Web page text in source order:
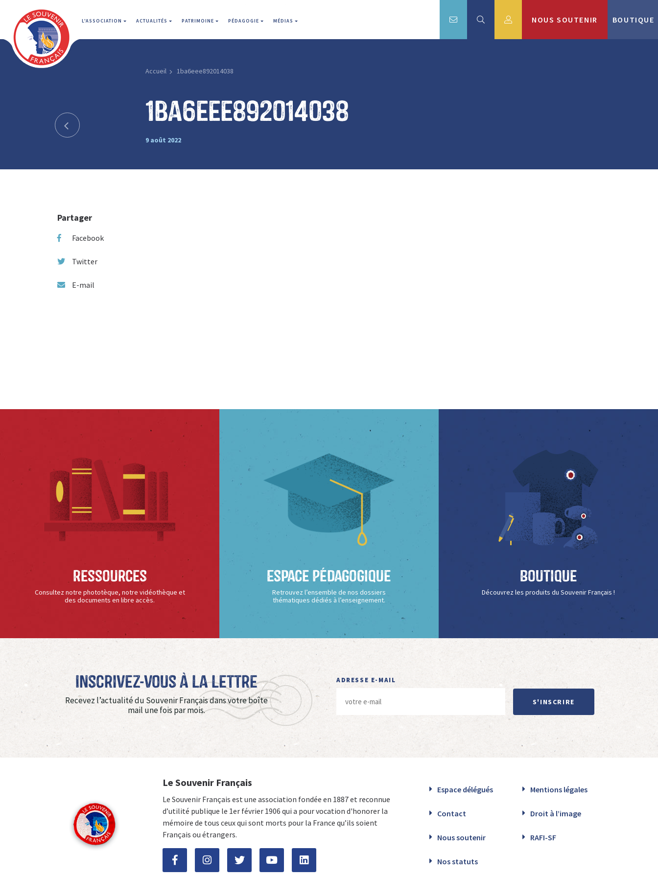
L'ASSOCIATION ACTUALITÉS PATRIMOINE PÉDAGOGIE MÉDIAS NOUS SOUTENIR BOUTIQUE
Accueil 1ba6eee892014038
1ba6eee892014038
9 août 2022
Partager
Facebook
Twitter
E-mail
Ressources
Consultez notre phototèque, notre vidéothèque et
des documents en libre accès.
Espace Pédagogique
Retrouvez l’ensemble de nos dossiers
thématiques dédiés à l’enseignement.
Boutique
Découvrez les produits du Souvenir Français !
Inscrivez-vous à La Lettre
Recevez l’actualité du Souvenir Français dans votre boîte
mail une fois par mois.
ADRESSE E-MAIL
S'INSCRIRE
Le Souvenir Français
Le Souvenir Français est une association fondée en 1887 et reconnue
d’utilité publique le 1er février 1906 qui a pour vocation d'honorer la
mémoire de tous ceux qui sont morts pour la France qu’ils soient
Français ou étrangers.
Espace délégués Mentions légales
Contact Droit à l’image
Nous soutenir RAFI-SF
Nos statuts